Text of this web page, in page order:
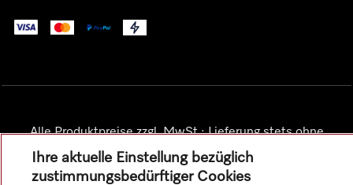
Alle Produktpreise zzgl. MwSt.; Lieferung stets ohne
Dekorationsmaterial.
Ihre aktuelle Einstellung bezüglich
zustimmungsbedürftiger Cookies